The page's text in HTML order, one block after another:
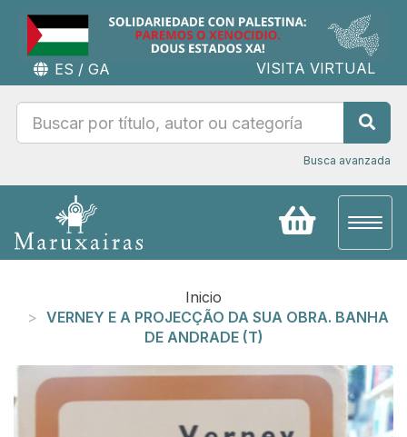
ES / GA VISITA VIRTUAL
Busca avanzada
Inicio
VERNEY E A PROJECÇÃO DA SUA OBRA. BANHA
DE ANDRADE (T)